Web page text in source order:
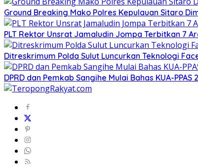
Ground Breaking Mako Polres Kepulauan Sitaro
​PLT Rektor Unsrat Jamaludin Jompa Terbitkan 7
Ditreskrimum Polda Sulut Luncurkan Teknologi
DPRD dan Pemkab Sangihe Mulai Bahas KUA-